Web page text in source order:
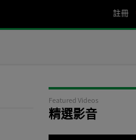
註冊
Featured Videos
精選影音